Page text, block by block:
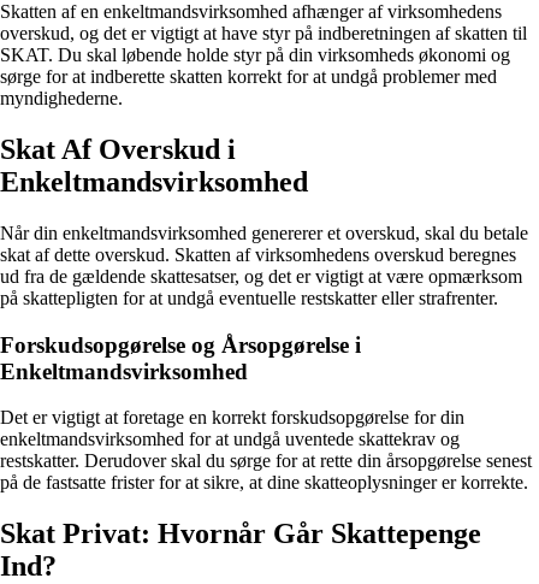
Skatten af en enkeltmandsvirksomhed afhænger af virksomhedens
overskud, og det er vigtigt at have styr på indberetningen af skatten til
SKAT. Du skal løbende holde styr på din virksomheds økonomi og
sørge for at indberette skatten korrekt for at undgå problemer med
myndighederne.
Skat Af Overskud i
Enkeltmandsvirksomhed
Når din enkeltmandsvirksomhed genererer et overskud, skal du betale
skat af dette overskud. Skatten af virksomhedens overskud beregnes
ud fra de gældende skattesatser, og det er vigtigt at være opmærksom
på skattepligten for at undgå eventuelle restskatter eller strafrenter.
Forskudsopgørelse og Årsopgørelse i
Enkeltmandsvirksomhed
Det er vigtigt at foretage en korrekt forskudsopgørelse for din
enkeltmandsvirksomhed for at undgå uventede skattekrav og
restskatter. Derudover skal du sørge for at rette din årsopgørelse senest
på de fastsatte frister for at sikre, at dine skatteoplysninger er korrekte.
Skat Privat: Hvornår Går Skattepenge
Ind?